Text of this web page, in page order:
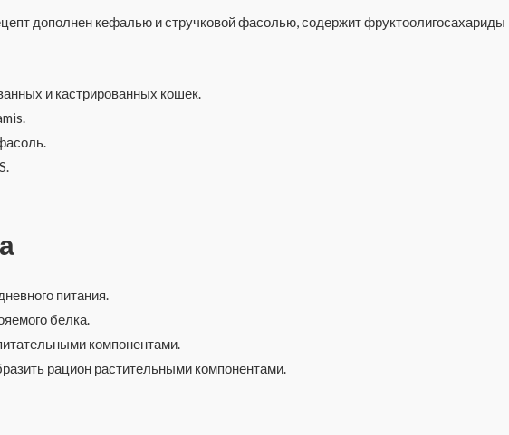
дополнен кефалью и стручковой фасолью, содержит фруктоолигосахариды
и кастрированных кошек.
питания.
белка.
компонентами.
рацион растительными компонентами.